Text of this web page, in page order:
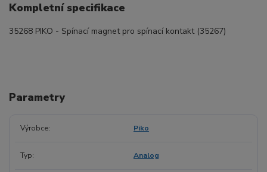
Kompletní specifikace
35268 PIKO - Spínací magnet pro spínací kontakt (35267)
Parametry
Výrobce Piko
Typ Analog